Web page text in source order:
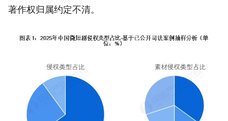
著作权归属约定不清。